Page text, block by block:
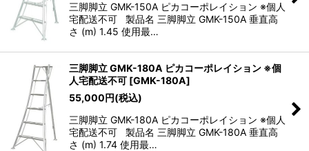
三脚脚立 GMK-150A ピカコーポレイション ※個人
宅配送不可 製品名 三脚脚立 GMK-150A 垂直高
さ (m) 1.45 使用最…
三脚脚立 GMK-180A ピカコーポレイション ※個
人宅配送不可 [GMK-180A]
55,000円(税込)
三脚脚立 GMK-180A ピカコーポレイション ※個人
宅配送不可 製品名 三脚脚立 GMK-180A 垂直高
さ (m) 1.74 使用最…